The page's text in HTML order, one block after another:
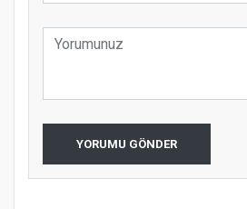
YORUMU GÖNDER